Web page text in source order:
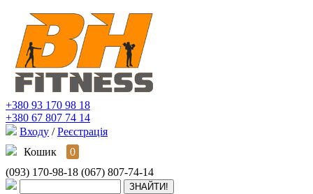
+380 93 170 98 18
+380 67 807 74 14
Входу / Реєстрація
Кошик
0
(093) 170-98-18 (067) 807-74-14